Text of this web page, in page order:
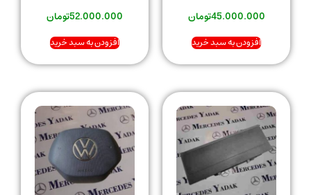
45.000.000تومان
افزودن به سبد خرید
52.000.000تومان
افزودن به سبد خرید